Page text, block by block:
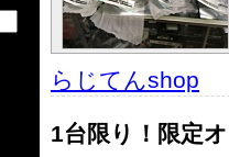
らじてんshop
1台限り！限定